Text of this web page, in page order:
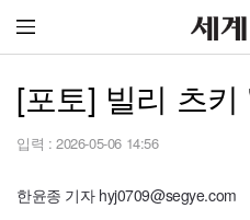
[포토] 빌리 츠
입력 : 2026-05-06 14:56
한윤종 기자 hyj0709@segye.com